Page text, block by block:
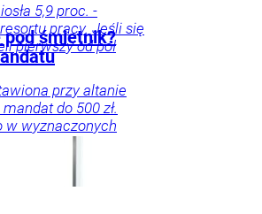
5,9 proc. -
pracy. Jeśli się
pierwszy od pół
śmietnik?
przy altanie
do 500 zł.
w wyznaczonych